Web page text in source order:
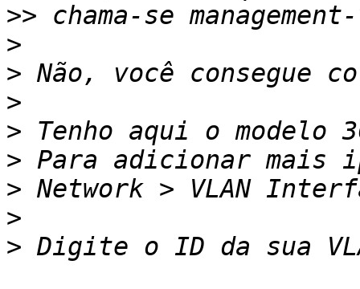
>>
>
>
>
>
>
>
>
>